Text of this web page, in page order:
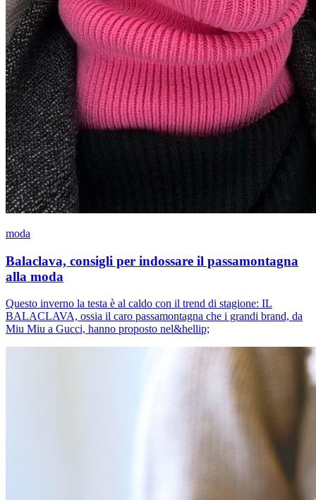
moda
Balaclava, consigli per indossare il passamontagna
alla moda
Questo inverno la testa è al caldo con il trend di stagione: IL
BALACLAVA, ossia il caro passamontagna che i grandi brand, da
Miu Miu a Gucci, hanno proposto nel&hellip;